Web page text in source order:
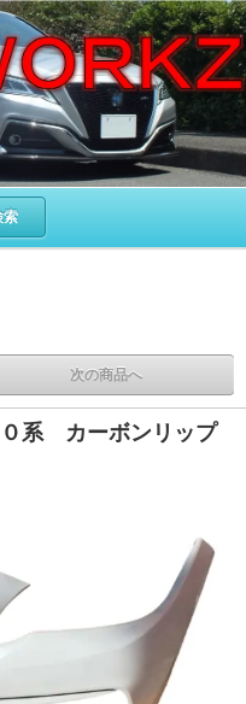
索
次の商品へ
系 カーボンリップ